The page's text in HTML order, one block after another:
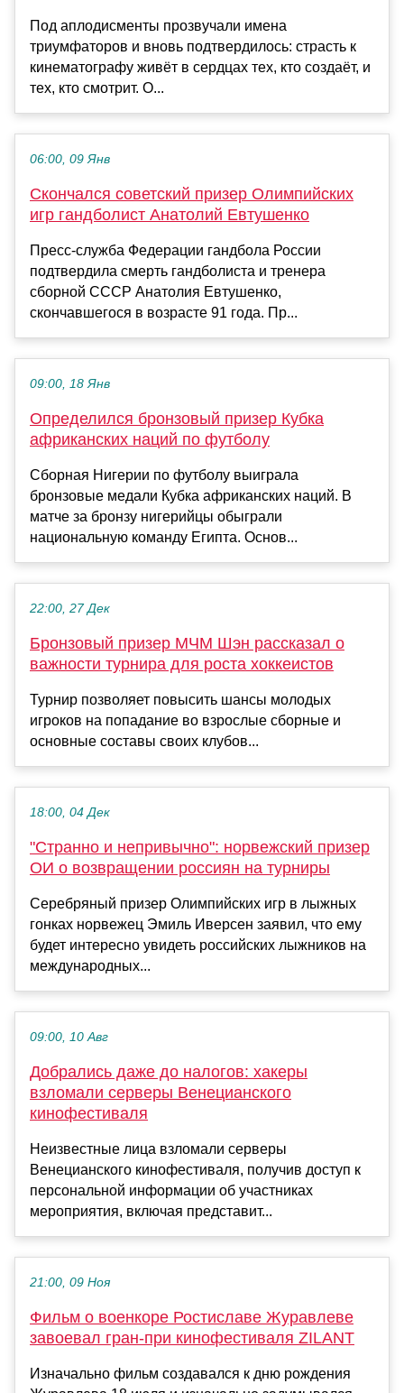
Под аплодисменты прозвучали имена
триумфаторов и вновь подтвердилось: страсть к
кинематографу живёт в сердцах тех, кто создаёт, и
тех, кто смотрит. О...
06:00, 09 Янв
Скончался советский призер Олимпийских
игр гандболист Анатолий Евтушенко
Пресс-служба Федерации гандбола России
подтвердила смерть гандболиста и тренера
сборной СССР Анатолия Евтушенко,
скончавшегося в возрасте 91 года. Пр...
09:00, 18 Янв
Определился бронзовый призер Кубка
африканских наций по футболу
Сборная Нигерии по футболу выиграла
бронзовые медали Кубка африканских наций. В
матче за бронзу нигерийцы обыграли
национальную команду Египта. Основ...
22:00, 27 Дек
Бронзовый призер МЧМ Шэн рассказал о
важности турнира для роста хоккеистов
Турнир позволяет повысить шансы молодых
игроков на попадание во взрослые сборные и
основные составы своих клубов...
18:00, 04 Дек
"Странно и непривычно": норвежский призер
ОИ о возвращении россиян на турниры
Серебряный призер Олимпийских игр в лыжных
гонках норвежец Эмиль Иверсен заявил, что ему
будет интересно увидеть российских лыжников на
международных...
09:00, 10 Авг
Добрались даже до налогов: хакеры
взломали серверы Венецианского
кинофестиваля
Неизвестные лица взломали серверы
Венецианского кинофестиваля, получив доступ к
персональной информации об участниках
мероприятия, включая представит...
21:00, 09 Ноя
Фильм о военкоре Ростиславе Журавлеве
завоевал гран-при кинофестиваля ZILANT
Изначально фильм создавался к дню рождения